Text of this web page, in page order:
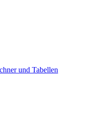
und Tabellen